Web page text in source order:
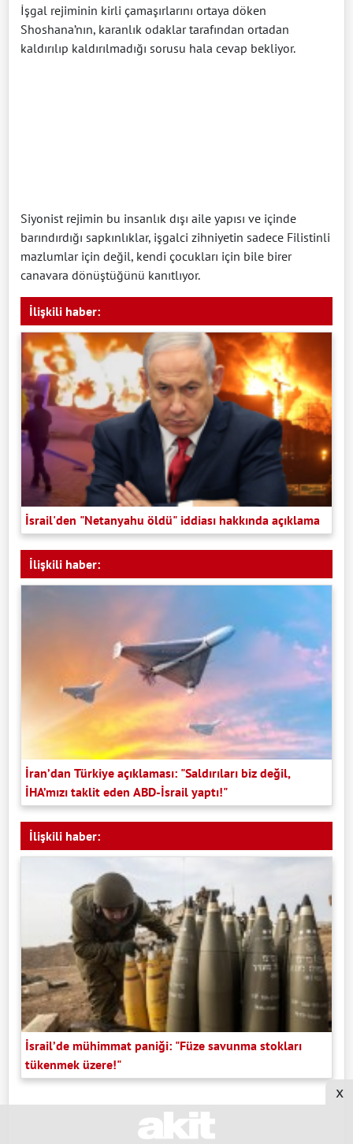
İşgal rejiminin kirli çamaşırlarını ortaya döken
Shoshana’nın, karanlık odaklar tarafından ortadan
kaldırılıp kaldırılmadığı sorusu hala cevap bekliyor.
Siyonist rejimin bu insanlık dışı aile yapısı ve içinde
barındırdığı sapkınlıklar, işgalci zihniyetin sadece Filistinli
mazlumlar için değil, kendi çocukları için bile birer
canavara dönüştüğünü kanıtlıyor.
İlişkili haber:
İsrail'den "Netanyahu öldü" iddiası hakkında açıklama
İlişkili haber:
İran’dan Türkiye açıklaması: "Saldırıları biz değil,
İHA’mızı taklit eden ABD-İsrail yaptı!"
İlişkili haber:
İsrail’de mühimmat paniği: "Füze savunma stokları
tükenmek üzere!"
x